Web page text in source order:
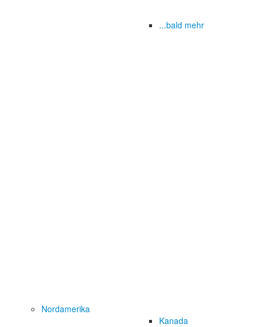
...bald mehr
Nordamerika
Kanada